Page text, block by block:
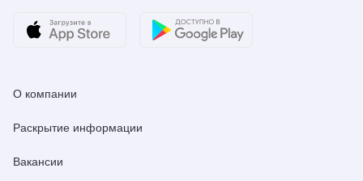
О компании
Раскрытие информации
Вакансии